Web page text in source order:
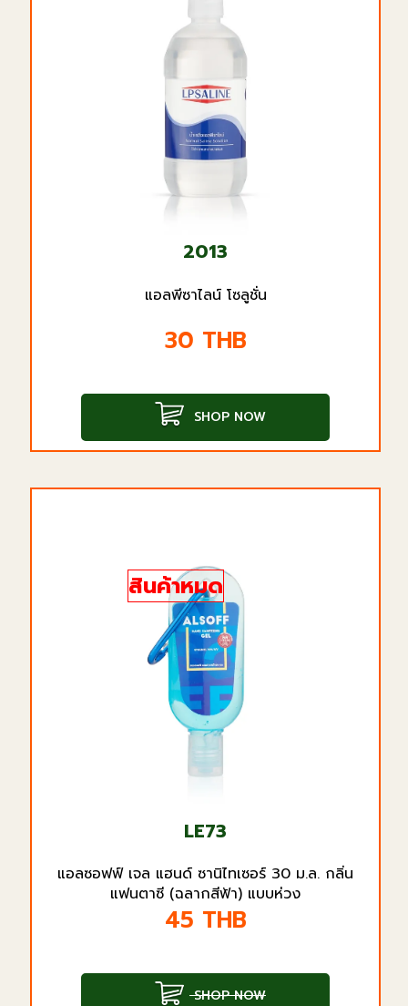
2013
แอลพีซาไลน์ โซลูชั่น
30 THB
SHOP NOW
สินค้าหมด
LE73
แอลซอฟฟ์ เจล แฮนด์ ซานิไทเซอร์ 30 ม.ล. กลิ่น
แฟนตาซี (ฉลากสีฟ้า) แบบห่วง
45 THB
SHOP NOW